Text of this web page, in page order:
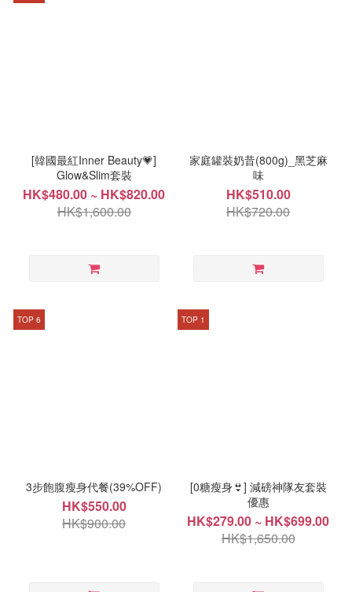
[韓國最紅Inner Beauty💗]
Glow&Slim套裝
HK$480.00 ~ HK$820.00
HK$1,600.00
家庭罐裝奶昔(800g)_黑芝麻
味
HK$510.00
HK$720.00
TOP 6
3步飽腹瘦身代餐(39%OFF)
HK$550.00
HK$900.00
TOP 1
[0糖瘦身👙] 減磅神隊友套裝
優惠
HK$279.00 ~ HK$699.00
HK$1,650.00